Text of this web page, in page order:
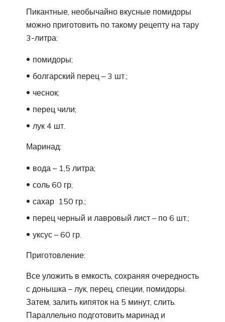
Пикантные, необычайно вкусные помидоры
можно приготовить по такому рецепту на тару
3-литра:
помидоры;
болгарский перец – 3 шт.;
чеснок;
перец чили;
лук 4 шт.
Маринад:
вода – 1,5 литра;
соль 60 гр;
сахар 150 гр.;
перец черный и лавровый лист – по 6 шт.;
уксус – 60 гр.
Приготовление:
Все уложить в емкость, сохраняя очередность
с донышка – лук, перец, специи, помидоры.
Затем, залить кипяток на 5 минут, слить.
Параллельно подготовить маринад и